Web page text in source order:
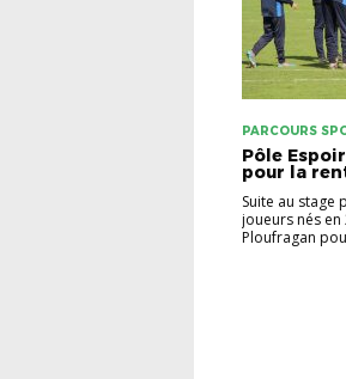
PARCOURS
Pôle
pour la
Suite au stage
joueurs nés
Ploufragan